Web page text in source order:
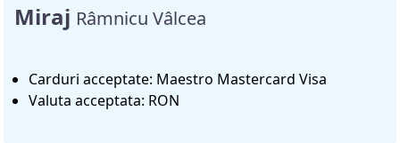
Miraj Râmnicu Vâlcea
Carduri acceptate: Maestro Mastercard Visa
Valuta acceptata: RON